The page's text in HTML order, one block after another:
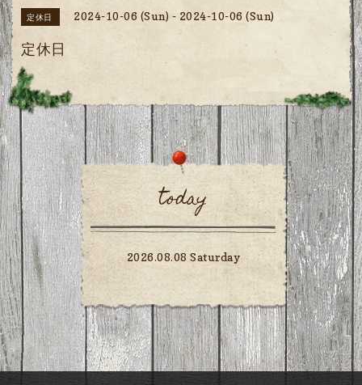
定休日 2024-10-06 (Sun) - 2024-10-06 (Sun)
定休日
today
2026.08.08 Saturday